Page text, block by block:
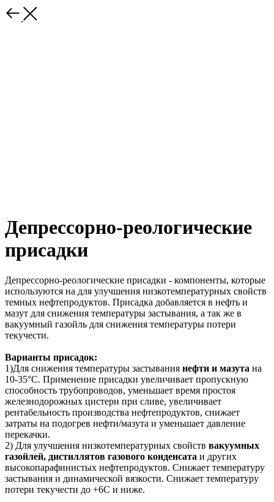
Депрессорно-реологические
присадки
Депрессорно-реологические присадки - компоненты, которые
используются на для улучшения низкотемпературных свойств
темных нефтепродуктов. Присадка добавляется в нефть и
мазут для снижения температуры застывания, а так же в
вакуумный газойль для снижения температуры потери
текучести.
Варианты присадок:
1)Для снижения температуры застывания нефти и мазута на
10-35°C. Применение присадки увеличивает пропускную
способность трубопроводов, уменьшает время простоя
железнодорожных цистерн при сливе, увеличивает
рентабельность производства нефтепродуктов, снижает
затраты на подогрев нефти/мазута и уменьшает давление
перекачки.
2) Для улучшения низкотемпературных свойств вакуумных
газойлей, дистиллятов газового конденсата и других
высокопарафинистых нефтепродуктов. Снижает температуру
застывания и динамической вязкости. Снижает температуру
потери текучести до +6С и ниже.